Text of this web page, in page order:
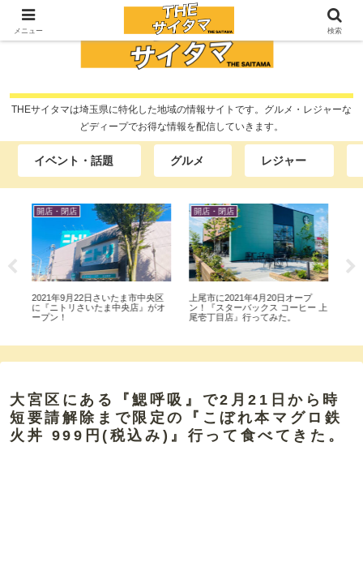
THEサイタマは埼玉県に特化した地域の情報サイトです。グルメ・レジャーな
どディープでお得な情報を配信していきます。
イベント・話題 グルメ レジャー
開店・閉店
2021年9月22日さいたま市中央区
に『ニトリさいたま中央店』がオ
ープン！
開店・閉店
上尾市に2021年4月20日オープ
ン！『スターバックス コーヒー 上
尾壱丁目店』行ってみた。
大宮区にある『鰓呼吸』で2月21日から時
短要請解除まで限定の『こぼれ本マグロ鉄
火丼 999円(税込み)』行って食べてきた。
メニュー 検索